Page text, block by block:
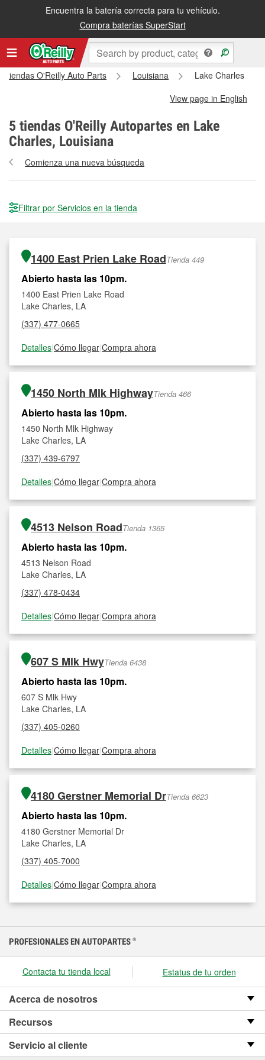
Encuentra la batería correcta para tu vehículo.
Compra baterías SuperStart
tiendas O'Reilly Auto Parts Louisiana
Lake Charles
View page in English
5 tiendas O'Reilly Autopartes en Lake
Charles, Louisiana
Comienza una nueva búsqueda
Filtrar por Servicios en la tienda
1400 East Prien Lake RoadTienda 449
Abierto hasta las 10pm.
1400 East Prien Lake Road
Lake Charles, LA
(337) 477-0665
Detalles|Cómo llegar|Compra ahora
1450 North Mlk HighwayTienda 466
Abierto hasta las 10pm.
1450 North Mlk Highway
Lake Charles, LA
(337) 439-6797
Detalles|Cómo llegar|Compra ahora
4513 Nelson RoadTienda 1365
Abierto hasta las 10pm.
4513 Nelson Road
Lake Charles, LA
(337) 478-0434
Detalles|Cómo llegar|Compra ahora
607 S Mlk HwyTienda 6438
Abierto hasta las 10pm.
607 S Mlk Hwy
Lake Charles, LA
(337) 405-0260
Detalles|Cómo llegar|Compra ahora
4180 Gerstner Memorial DrTienda 6623
Abierto hasta las 10pm.
4180 Gerstner Memorial Dr
Lake Charles, LA
(337) 405-7000
Detalles|Cómo llegar|Compra ahora
PROFESIONALES EN AUTOPARTES ®
Contacta tu tienda local Estatus de tu orden
Acerca de nosotros
Recursos
Servicio al cliente